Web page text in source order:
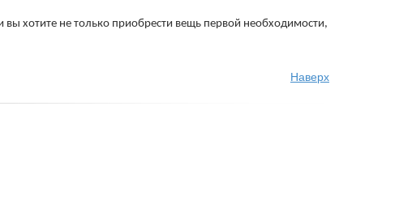
хотите не только приобрести вещь первой необходимости,
Наверх